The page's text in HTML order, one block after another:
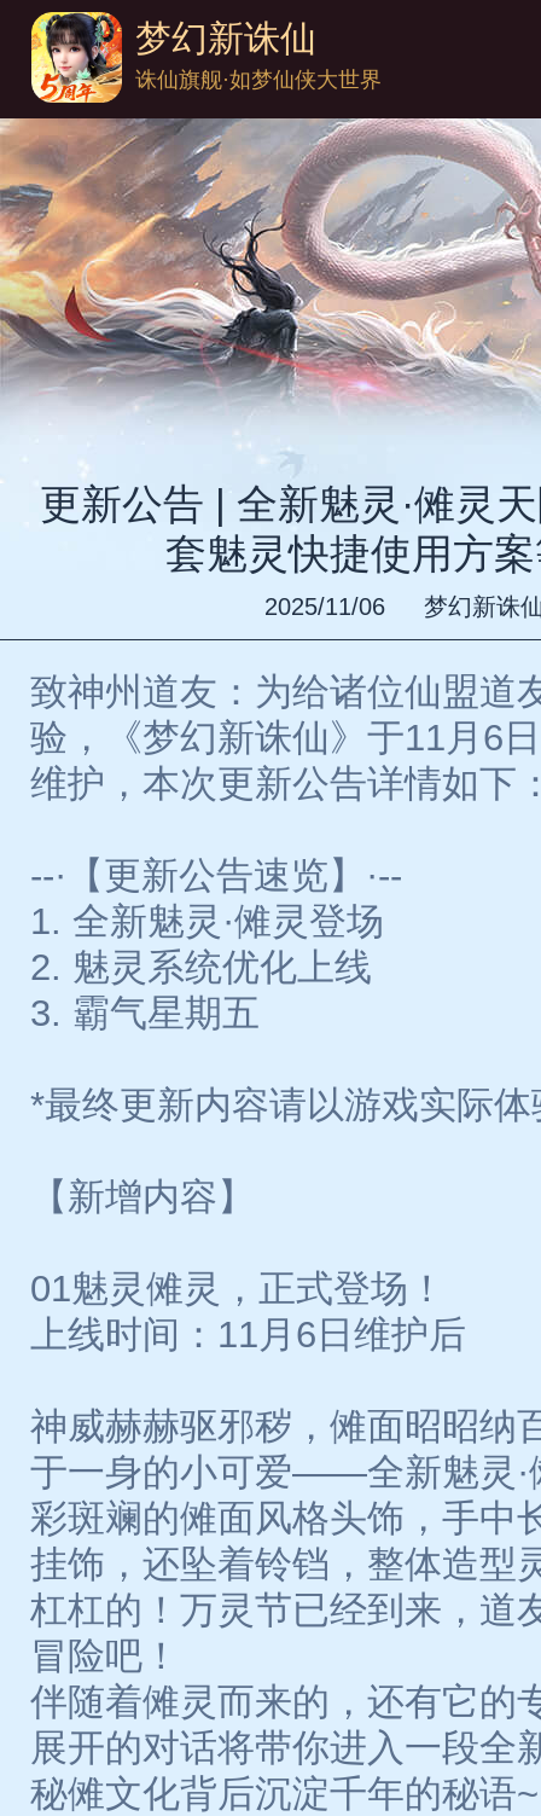
更新公告 | 全新魅灵·傩灵
套魅灵快捷使用方
2025/11/06 梦幻新诛
致神州道友：为给诸位仙盟道
验，《梦幻新诛仙》于11月6
维护，本次更新公告详情如下
--·【更新公告速览】·--
1. 全新魅灵·傩灵登场
2. 魅灵系统优化上线
3. 霸气星期五
*最终更新内容请以游戏实际
【新增内容】
01魅灵傩灵，正式登场！
上线时间：11月6日维护后
神威赫赫驱邪秽，傩面昭昭纳
于一身的小可爱——全新魅灵·
彩斑斓的傩面风格头饰，手中
挂饰，还坠着铃铛，整体造型
杠杠的！万灵节已经到来，道
冒险吧！
伴随着傩灵而来的，还有它的
展开的对话将带你进入一段全
秘傩文化背后沉淀千年的秘语~
梦幻新诛仙
诛仙旗舰·如梦仙侠大世界